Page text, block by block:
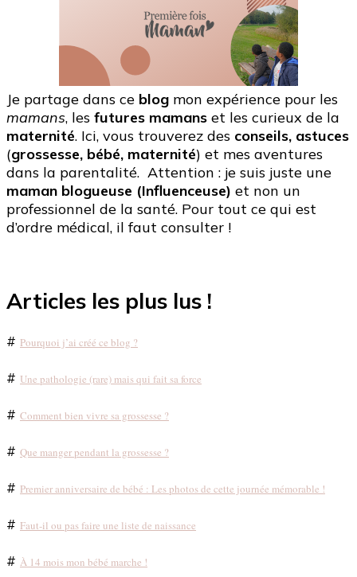
Je partage dans ce blog mon expérience pour les
mamans, les futures mamans et les curieux de la
maternité. Ici, vous trouverez des conseils, astuces
(grossesse, bébé, maternité) et mes aventures
dans la parentalité. Attention : je suis juste une
maman blogueuse (Influenceuse) et non un
professionnel de la santé. Pour tout ce qui est
d’ordre médical, il faut consulter !
Articles les plus lus !
# Pourquoi j’ai créé ce blog ?
# Une pathologie (rare) mais qui fait sa force
# Comment bien vivre sa grossesse ?
# Que manger pendant la grossesse ?
# Premier anniversaire de bébé : Les photos de cette journée mémorable !
# Faut-il ou pas faire une liste de naissance
# À 14 mois mon bébé marche !